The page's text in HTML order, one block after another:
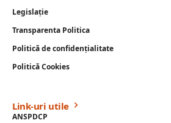
Legislație
Transparenta Politica
Politică de confidențialitate
Politică Cookies
Link-uri utile
ANSPDCP